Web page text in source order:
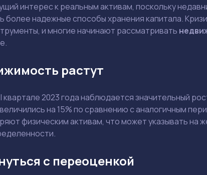
интерес к реальным активам, поскольку
более надежные способы хранения капитала.
и многие начинают рассматривать
растут
2023 года наблюдается значительный
на 15% по сравнению с аналогичным
физическим активам, что может указывать на
с переоценкой
будет опубликован